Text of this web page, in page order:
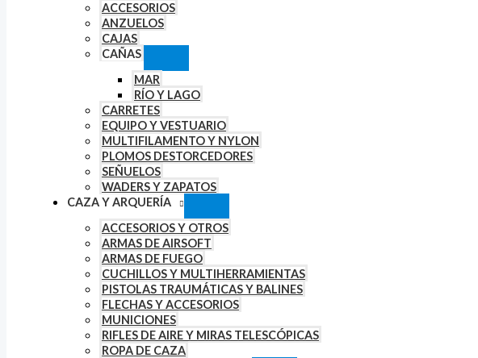
ACCESORIOS
ANZUELOS
CAJAS
CAÑAS
MAR
RÍO Y LAGO
CARRETES
EQUIPO Y VESTUARIO
MULTIFILAMENTO Y NYLON
PLOMOS DESTORCEDORES
SEÑUELOS
WADERS Y ZAPATOS
CAZA Y ARQUERÍA
ACCESORIOS Y OTROS
ARMAS DE AIRSOFT
ARMAS DE FUEGO
CUCHILLOS Y MULTIHERRAMIENTAS
PISTOLAS TRAUMÁTICAS Y BALINES
FLECHAS Y ACCESORIOS
MUNICIONES
RIFLES DE AIRE Y MIRAS TELESCÓPICAS
ROPA DE CAZA